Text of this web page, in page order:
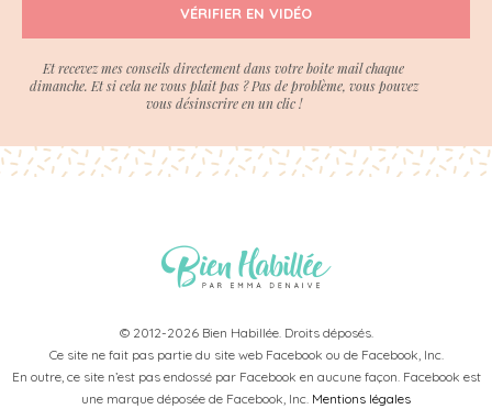
VÉRIFIER EN VIDÉO
Et recevez mes conseils directement dans votre boite mail chaque
dimanche. Et si cela ne vous plait pas ? Pas de problème, vous pouvez
vous désinscrire en un clic !
© 2012-2026 Bien Habillée. Droits déposés.
Ce site ne fait pas partie du site web Facebook ou de Facebook, Inc.
En outre, ce site n’est pas endossé par Facebook en aucune façon. Facebook est
une marque déposée de Facebook, Inc. Mentions légales